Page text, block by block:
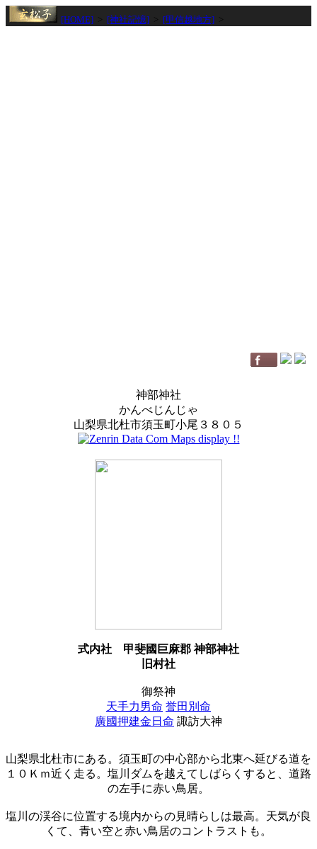
[HOME] [神社記憶] [甲信越地方]
神部神社
かんべじんじゃ
山梨県北杜市須玉町小尾３８０５
式内社
甲斐國巨麻郡 神部神社
旧村社
御祭神
天手力男命 誉田別命
廣國押建金日命 諏訪大神
山梨県北杜市にある。須玉町の中心部から北東へ延びる道を
１０Ｋｍ近く走る。塩川ダムを越えてしばらくすると、道路
の左手に赤い鳥居。
塩川の渓谷に位置する境内からの見晴らしは最高。天気が良
くて、青い空と赤い鳥居のコントラストも。